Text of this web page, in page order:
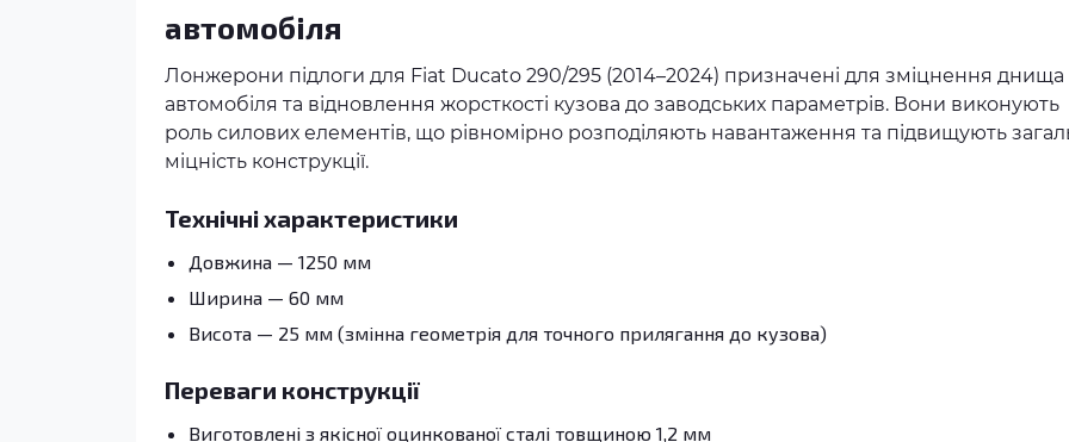
автомобіля
Лонжерони підлоги для Fiat Ducato 290/295 (2014–2024) призначені для зміцнення днища
автомобіля та відновлення жорсткості кузова до заводських параметрів. Вони виконують
роль силових елементів, що рівномірно розподіляють навантаження та підвищують
міцність конструкції.
Технічні характеристики
Довжина — 1250 мм
Ширина — 60 мм
Висота — 25 мм (змінна геометрія для точного прилягання до кузова)
Переваги конструкції
Виготовлені з якісної оцинкованої сталі товщиною 1,2 мм